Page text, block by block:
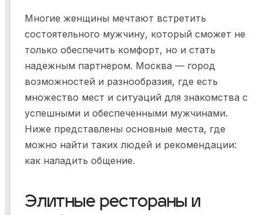
Многие женщины мечтают встретить
состоятельного мужчину, который сможет не
только обеспечить комфорт, но и стать
надежным партнером. Москва — город
возможностей и разнообразия, где есть
множество мест и ситуаций для знакомства с
успешными и обеспеченными мужчинами.
Ниже представлены основные места, где
можно найти таких людей и рекомендации:
как наладить общение.
Элитные рестораны и